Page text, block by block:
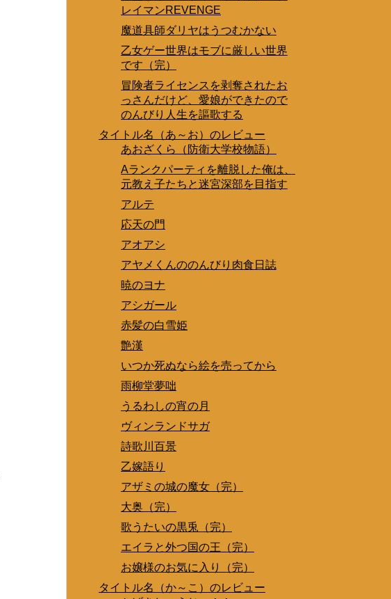
レイマンREVENGE
魔道具師ダリヤはうつむかない
乙女ゲー世界はモブに厳しい世界
です（完）
冒険者ライセンスを剥奪されたお
っさんだけど、愛娘ができたので
のんびり人生を謳歌する
タイトル名（あ～お）のレビュー
あおざくら（防衛大学校物語）
Aランクパーティを離脱した俺は、
元教え子たちと迷宮深部を目指す
アルテ
応天の門
アオアシ
アヤメくんののんびり肉食日誌
暁のヨナ
アシガール
赤髪の白雪姫
艶漢
いつか死ぬなら絵を売ってから
雨柳堂夢咄
うるわしの宵の月
ヴィンランドサガ
詩歌川百景
乙嫁語り
アザミの城の魔女（完）
大奥（完）
歌うたいの黒兎（完）
エイラと外つ国の王（完）
お嬢様のお気に入り（完）
タイトル名（か～こ）のレビュー